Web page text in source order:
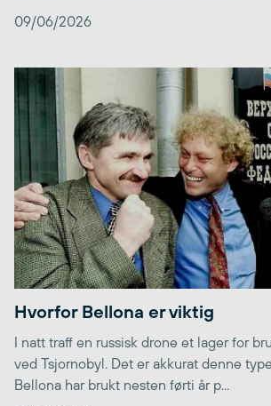
09/06/2026
Hvorfor Bellona er viktig
I natt traff en russisk drone et lager for
ved Tsjornobyl. Det er akkurat denne
Bellona har brukt nesten førti år p...